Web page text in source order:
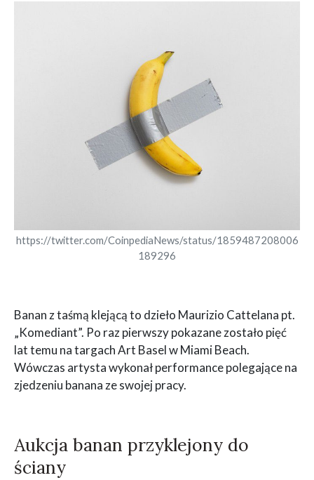
https://twitter.com/CoinpediaNews/status/1859487208006
189296
Banan z taśmą klejącą to dzieło Maurizio Cattelana pt.
„Komediant”. Po raz pierwszy pokazane zostało pięć
lat temu na targach Art Basel w Miami Beach.
Wówczas artysta wykonał performance polegające na
zjedzeniu banana ze swojej pracy.
Aukcja banan przyklejony do
ściany